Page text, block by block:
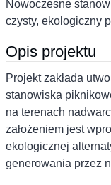
Nowoczesne
czysty, ekologiczny
Opis projektu
Projekt zakłada
stanowiska
na terenach
założeniem jest
ekologicznej
generowania przez